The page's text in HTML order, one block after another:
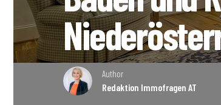
Author
Redaktion Immofragen AT